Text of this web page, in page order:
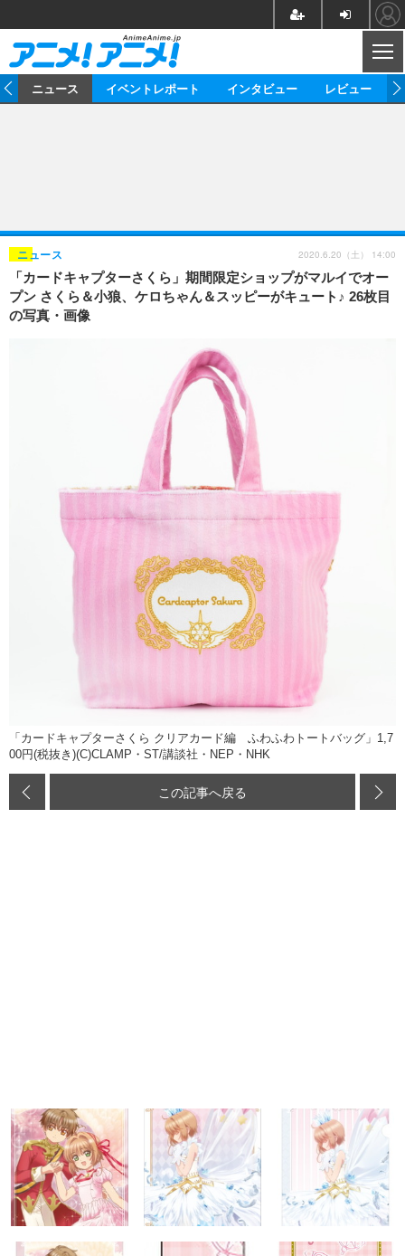
ゲーム グッズ
イベント
海外イベント ビジネス
俳優・タレント アーティスト
ビジネス
アニメ 実写
書評
動画
アニメ
連載・コラム
ニュース イベントレポート インタビュー レビュー
「カードキャプターさくら」期間限定ショップがマルイでオー
プン さくら＆小狼、ケロちゃん＆スッピーがキュート♪ 26枚目
の写真・画像
ニュース 2020.6.20（土） 14:00
「カードキャプターさくら クリアカード編 ふわふわトートバッグ」1,7
00円(税抜き)(C)CLAMP・ST/講談社・NEP・NHK
この記事へ戻る